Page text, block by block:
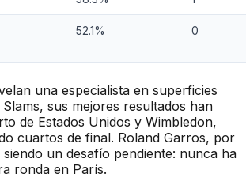
52.1% 0
una especialista en superficies
sus mejores resultados han
de Estados Unidos y Wimbledon,
cuartos de final. Roland Garros, por
un desafío pendiente: nunca ha
ronda en París.